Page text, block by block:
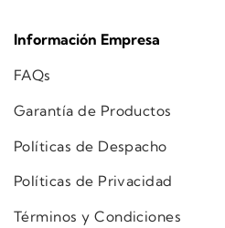
Información Empresa
FAQs
Garantía de Productos
Políticas de Despacho
Políticas de Privacidad
Términos y Condiciones